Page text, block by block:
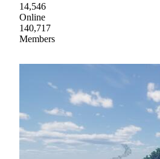
14,546
Online
140,717
Members